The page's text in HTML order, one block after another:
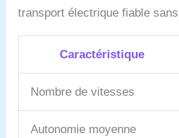
transport électrique fiable
Caractéristique
Nombre de vitesses
Autonomie moyenne